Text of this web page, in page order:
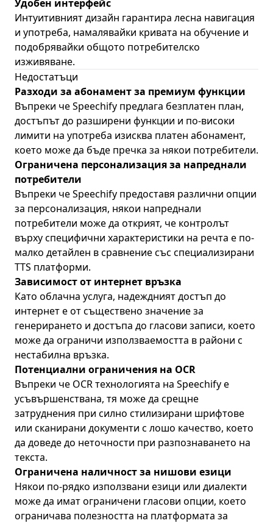
Удобен интерфейс
Интуитивният дизайн гарантира лесна навигация
и употреба, намалявайки кривата на обучение и
подобрявайки общото потребителско
изживяване.
Недостатъци
Разходи за абонамент за премиум функции
Въпреки че Speechify предлага безплатен план,
достъпът до разширени функции и по-високи
лимити на употреба изисква платен абонамент,
което може да бъде пречка за някои потребители.
Ограничена персонализация за напреднали
потребители
Въпреки че Speechify предоставя различни опции
за персонализация, някои напреднали
потребители може да открият, че контролът
върху специфични характеристики на речта е по-
малко детайлен в сравнение със специализирани
TTS платформи.
Зависимост от интернет връзка
Като облачна услуга, надеждният достъп до
интернет е от съществено значение за
генерирането и достъпа до гласови записи, което
може да ограничи използваемостта в райони с
нестабилна връзка.
Потенциални ограничения на OCR
Въпреки че OCR технологията на Speechify е
усъвършенствана, тя може да срещне
затруднения при силно стилизирани шрифтове
или сканирани документи с лошо качество, което
да доведе до неточности при разпознаването на
текста.
Ограничена наличност за нишови езици
Някои по-рядко използвани езици или диалекти
може да имат ограничени гласови опции, което
ограничава полезността на платформата за